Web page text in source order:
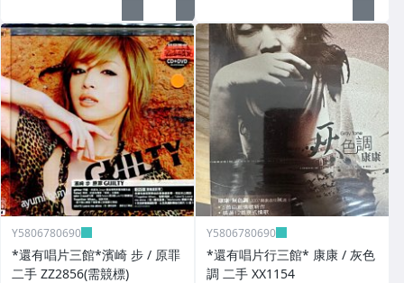
Y5806780690
*還有唱片三館*濱崎 步 / 原罪
二手 ZZ2856(需競標)
Y5806780690
*還有唱片行三館* 康康 / 灰色
調 二手 XX1154